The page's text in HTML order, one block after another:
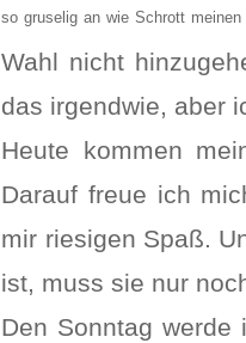
so gruselig an wie Schrott meinen
Wahl nicht
das irgendwie, aber
Heute kommen
Darauf freue ich
mir riesigen Spaß.
ist, muss sie nur
Den Sonntag